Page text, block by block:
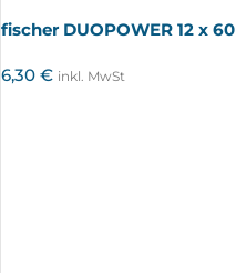
fischer DUOPOWER 12 x 60
6,30 € inkl. MwSt